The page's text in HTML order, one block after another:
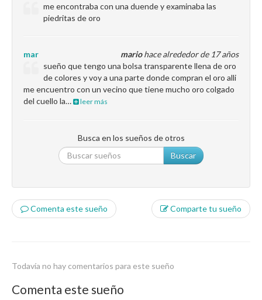
me encontraba con una duende y examinaba las
piedritas de oro
mariohace alrededor de 17 años
mar
sueño que tengo una bolsa transparente llena de oro
de colores y voy a una parte donde compran el oro alli
me encuentro con un vecino que tiene mucho oro colgado
del cuello la…
leer más
Busca en los sueños de otros
Buscar
Comenta este sueño Comparte tu sueño
Todavía no hay comentarios para este sueño
Comenta este sueño